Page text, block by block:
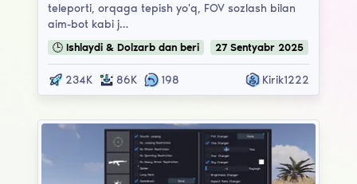
teleporti, orqaga tepish yo'q, FOV sozlash bilan
aim-bot kabi j…
🕒 Ishlaydi & Dolzarb dan beri 27 Sentyabr 2025
234K 86K 198 Kirik1222